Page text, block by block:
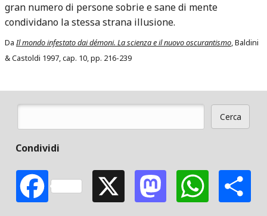
gran numero di persone sobrie e sane di mente
condividano la stessa strana illusione.
DaIl mondo infestato dai démoni. La scienza e il nuovo oscurantismo, Baldini
&Castoldi 1997, cap. 10, pp. 216-239
Cerca
Condividi
FacebookX Mastodon